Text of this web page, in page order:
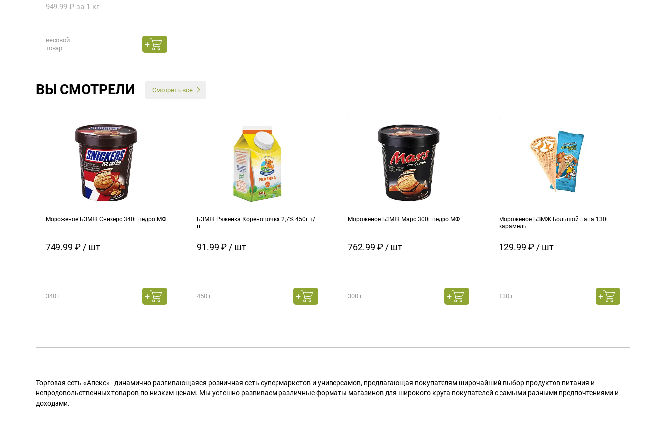
949.99 ₽ за 1 кг
весовой
товар
ВЫ СМОТРЕЛИ Смотреть все
Мороженое БЗМЖ Сникерс 340г ведро МФ
749.99 ₽ / шт
340 г
БЗМЖ Ряженка Кореновочка 2,7% 450г т/
п
91.99 ₽ / шт
450 г
Мороженое БЗМЖ Марс 300г ведро МФ
762.99 ₽ / шт
300 г
Мороженое БЗМЖ Большой папа 130г
карамель
129.99 ₽ / шт
130 г
Торговая сеть «Апекс» - динамично развивающаяся розничная сеть супермаркетов и универсамов, предлагающая покупателям широчайший выбор продуктов питания и
непродовольственных товаров по низким ценам. Мы успешно развиваем различные форматы магазинов для широкого круга покупателей с самыми разными предпочтениями и
доходами.